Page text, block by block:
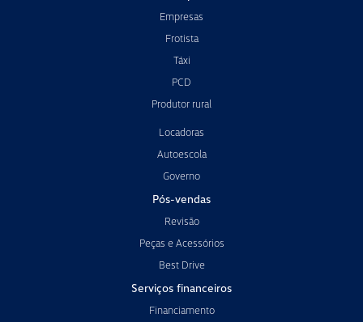
Empresas
Frotista
Táxi
PCD
Produtor rural
Locadoras
Autoescola
Governo
Pós-vendas
Revisão
Peças e Acessórios
Best Drive
Serviços financeiros
Financiamento